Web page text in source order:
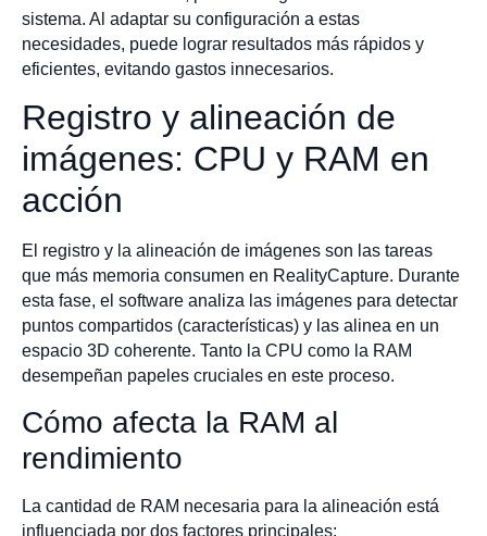
sistema. Al adaptar su configuración a estas
necesidades, puede lograr resultados más rápidos y
eficientes, evitando gastos innecesarios.
Registro y alineación de
imágenes: CPU y RAM en
acción
El registro y la alineación de imágenes son las tareas
que más memoria consumen en RealityCapture. Durante
esta fase, el software analiza las imágenes para detectar
puntos compartidos (características) y las alinea en un
espacio 3D coherente. Tanto la CPU como la RAM
desempeñan papeles cruciales en este proceso.
Cómo afecta la RAM al
rendimiento
La cantidad de RAM necesaria para la alineación está
influenciada por dos factores principales: